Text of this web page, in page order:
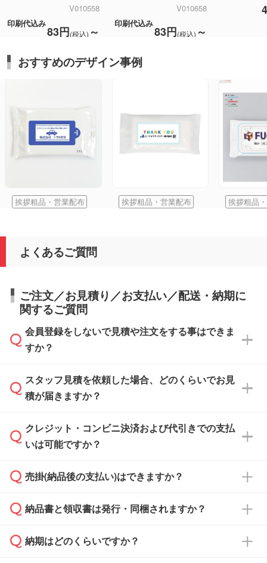
V010558
印刷代込み
83円(税込) ～
V010658
印刷代込み
83円(税込) ～
おすすめのデザイン事例
挨拶粗品・営業配布 挨拶粗品・営業配布 挨拶粗品
よくあるご質問
ご注文／お見積り／お支払い／配送・納期に
関するご質問
会員登録をしないで見積や注文をする事はできま
すか？
可能です。見積・注文フォームにて『ゲストの
まま進む』ボタンからお進みのうえ、ご依頼く
スタッフ見積を依頼した場合、どのくらいでお見
積が届きますか？
通常、翌営業日までにお送りしております。混
雑状況によっては、お時間をいただくこともご
依頼いただいた場合は、翌営業日以降のご連絡
クレジット・コンビニ決済および代引きでの支払
いは可能ですか？
銀行振込のみのご対応となります。
売掛(納品後の支払い)はできますか？
基本的には先入金をお願いしておりますが、自
どの場合は、月末締め翌月末払いに対応可能で
納品書と領収書は発行・同梱されますか？
納品書・領収書は ご依頼をいただいた場合の
納期はどのくらいですか？